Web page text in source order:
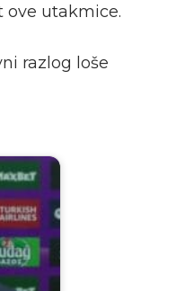
ove utakmice.
razlog loše